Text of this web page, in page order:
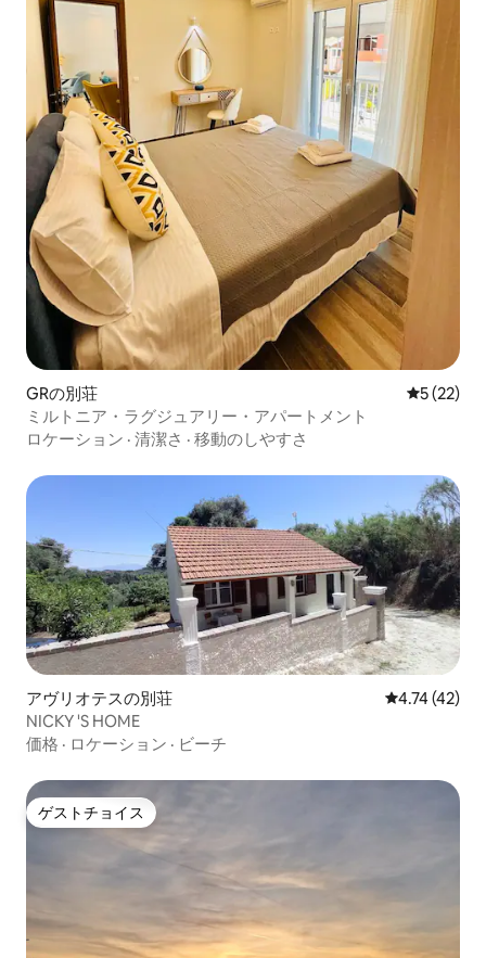
GRの別荘 レビュー
5 (22)
ミルトニア・ラグジュアリー・アパートメント
ロケーション · 清潔さ · 移動のしやすさ
アヴリオテスの別荘 レビュー42
4.74 (42)
NICKY 'S HOME
価格 · ロケーション · ビーチ
ゲストチョイス
ゲストチョイス